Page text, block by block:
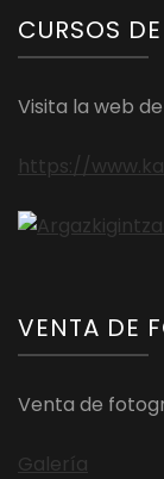
CURSOS
Visita la web
https://
VENTA DE
Venta de
Galería